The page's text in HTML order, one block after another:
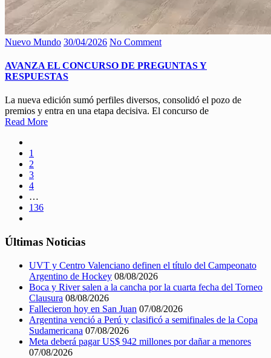
Nuevo Mundo 30/04/2026 No Comment
AVANZA EL CONCURSO DE PREGUNTAS Y
RESPUESTAS
La nueva edición sumó perfiles diversos, consolidó el pozo de
premios y entra en una etapa decisiva. El concurso de
Read More
1
2
3
4
…
136
Últimas Noticias
UVT y Centro Valenciano definen el título del Campeonato
Argentino de Hockey 08/08/2026
Boca y River salen a la cancha por la cuarta fecha del Torneo
Clausura 08/08/2026
Fallecieron hoy en San Juan 07/08/2026
Argentina venció a Perú y clasificó a semifinales de la Copa
Sudamericana 07/08/2026
Meta deberá pagar US$ 942 millones por dañar a menores
07/08/2026